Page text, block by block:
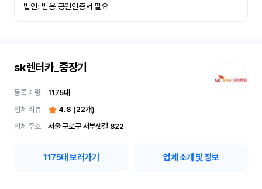
법인: 범용 공인인증서 필요
sk렌터카_중장기
등록 차량 1175대
업체 리뷰
4.8 (22개)
업체 주소
서울 구로구 서부샛길 822
1175대 보러가기 업체 소개 및 정보